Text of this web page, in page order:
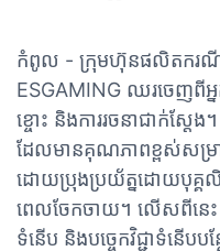
កំពូល - ក្រុមហ៊ុនផលិតករណីកុំ
ESGAMING ឈរចេញពីអ្
ខ្ចោះ និងការរចនាជាក់ស្តែ
ដែលមានគុណភាពខ្ពស់សម្រា
ដោយប្រុងប្រយ័ត្នដោយបុគ្គលិ
ពេលចែកចាយ។ លើសពីនេ
ទំនើប និងបច្ចេកវិជ្ជាទំនើ